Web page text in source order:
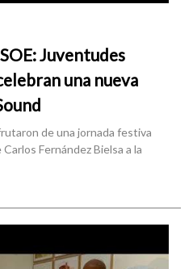
Juventudes
una nueva
de una jornada festiva
Fernández Bielsa a la